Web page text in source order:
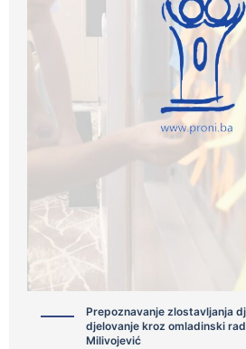
Prepoznavanje zlostavljanja
djelovanje kroz omladinski
Milivojević